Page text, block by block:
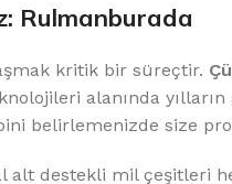
Rulmanburada
kritik bir süreçtir.
alanında
belirlemenizde size
alt destekli mil çeşitleri